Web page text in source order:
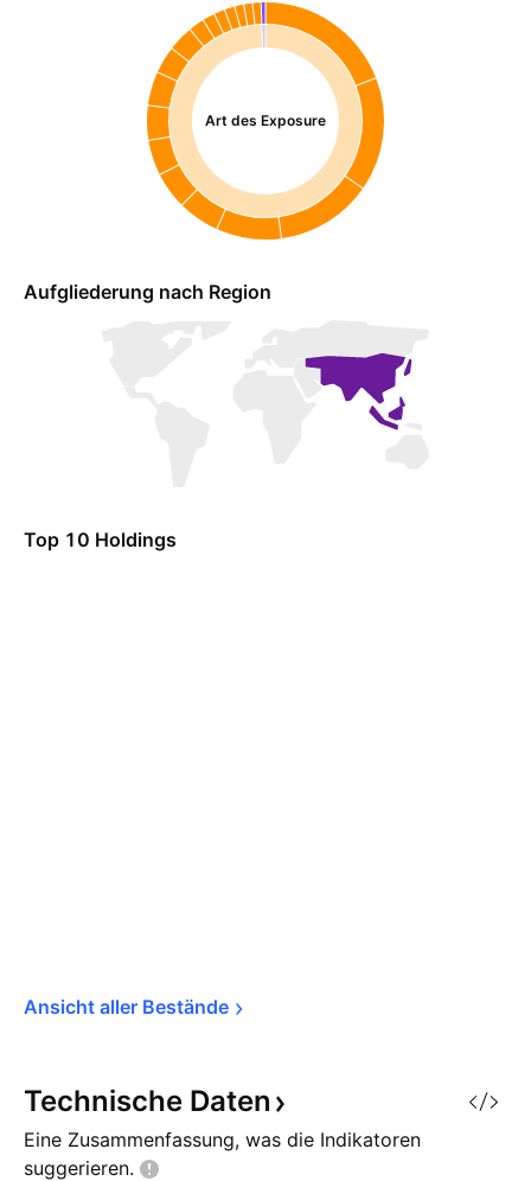
Art des Exposure
Aufgliederung nach Region
Top 10 Holdings
Ansicht aller Bestände
Technische Daten
Eine Zusammenfassung, was die Indikatoren
suggerieren.